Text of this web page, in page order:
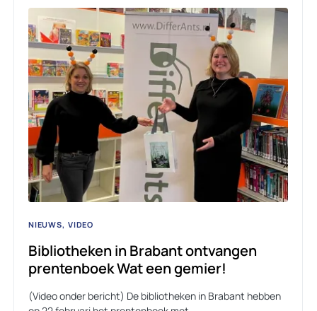
NIEUWS VIDEO
Bibliotheken in Brabant ontvangen
prentenboek Wat een gemier!
(Video onder bericht) De bibliotheken in Brabant hebben